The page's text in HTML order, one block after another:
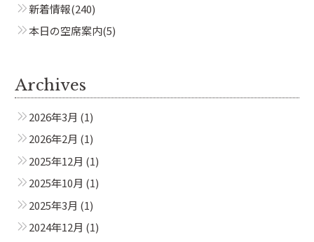
新着情報(240)
本日の空席案内(5)
Archives
2026年3月 (1)
2026年2月 (1)
2025年12月 (1)
2025年10月 (1)
2025年3月 (1)
2024年12月 (1)